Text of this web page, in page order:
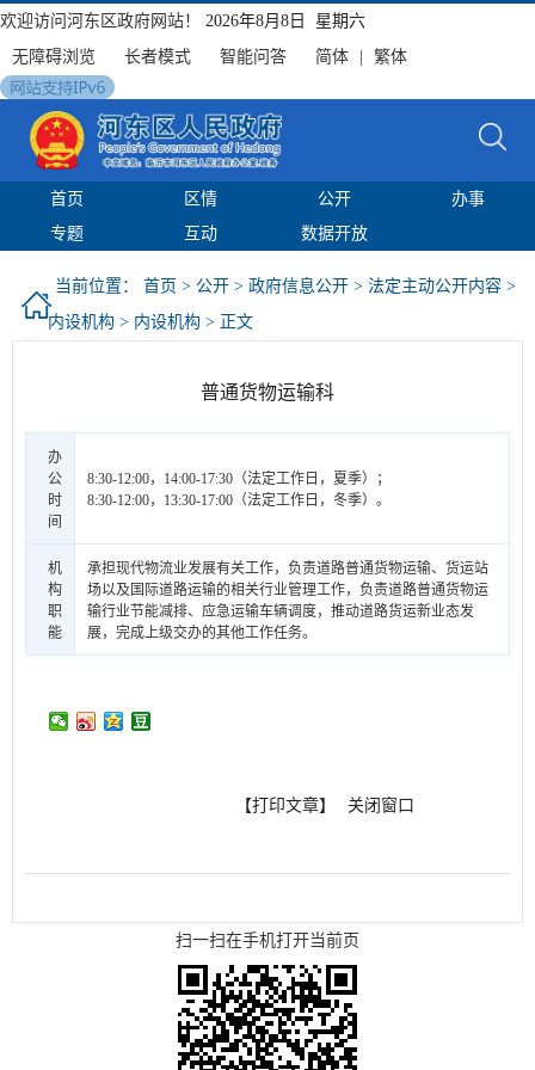
欢迎访问河东区政府网站！
2026年8月8日 星期六
无障碍浏览
长者模式 智能问答 简体 繁体
首页 区情 公开
办事
专题
互动 数据开放
当前位置： 首页 > 公开 > 政府信息公开 > 法定主动公开内容 >
内设机构 > 内设机构 > 正文
普通货物运输科
办
公
时
间
8:30-12:00，14:00-17:30（法定工作日，夏季）；
8:30-12:00，13:30-17:00（法定工作日，冬季）。
机
构
职
能
承担现代物流业发展有关工作，负责道路普通货物运输、货运站
场以及国际道路运输的相关行业管理工作，负责道路普通货物运
输行业节能减排、应急运输车辆调度，推动道路货运新业态发
展，完成上级交办的其他工作任务。
【打印文章】 关闭窗口
扫一扫在手机打开当前页